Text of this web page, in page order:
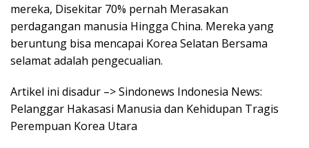
mereka, Disekitar 70% pernah Merasakan
perdagangan manusia Hingga China. Mereka yang
beruntung bisa mencapai Korea Selatan Bersama
selamat adalah pengecualian.
Artikel ini disadur –> Sindonews Indonesia News:
Pelanggar Hakasasi Manusia dan Kehidupan Tragis
Perempuan Korea Utara